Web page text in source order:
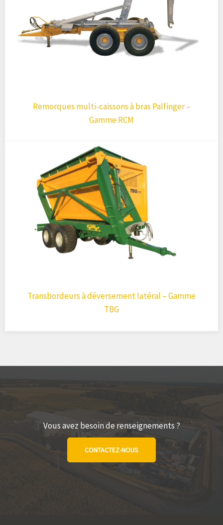
Remorques multi-caissons à bras Palfinger –
Gamme RCM
Transbordeurs à déversement latéral – Gamme
TBG
Vous avez besoin de renseignements ?
CONTACTEZ-NOUS